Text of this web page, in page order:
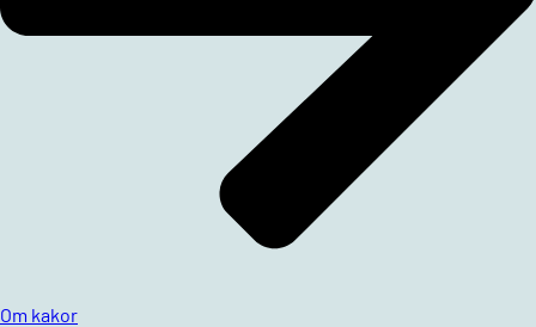
Om kakor